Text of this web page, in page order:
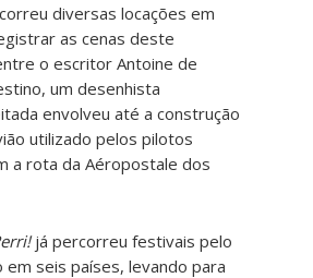
diversas locações em
as cenas deste
o escritor Antoine de
um desenhista
envolveu até a construção
utilizado pelos pilotos
a rota da Aéropostale dos
já percorreu festivais pelo
seis países, levando para